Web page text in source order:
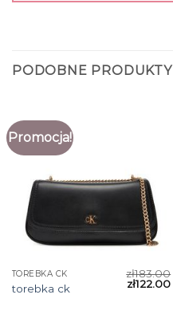
PODOBNE PRODUKTY
Promocja!
TOREBKA CK
torebka ck
zł183.00
zł122.00